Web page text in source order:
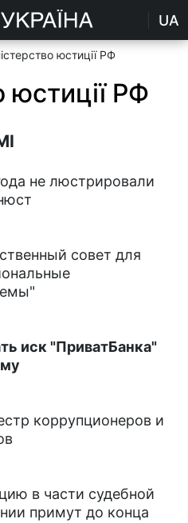
UA
юстиції РФ
юстиції РФ
не люстрировали
совет для
иск "ПриватБанка"
коррупционеров и
в части судебной
примут до конца